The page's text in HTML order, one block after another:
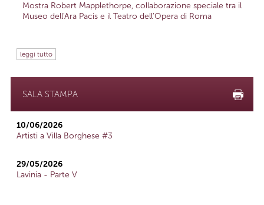
Mostra Robert Mapplethorpe, collaborazione speciale tra il
Museo dell'Ara Pacis e il Teatro dell'Opera di Roma
leggi tutto
SALA STAMPA
10/06/2026
Artisti a Villa Borghese #3
29/05/2026
Lavinia - Parte V